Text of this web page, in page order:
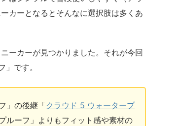
カーとなるとそんなに選択肢は多くあ
ーカーが見つかりました。それが今回
です。
」の後継「クラウド 5 ウォータープ
ルーフ」よりもフィット感や素材の